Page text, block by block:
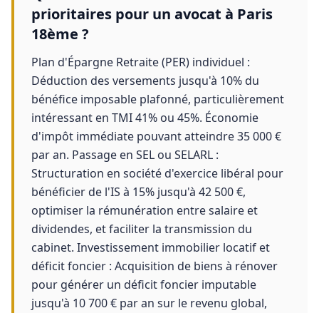
prioritaires pour un avocat à Paris
18ème ?
Plan d'Épargne Retraite (PER) individuel :
Déduction des versements jusqu'à 10% du
bénéfice imposable plafonné, particulièrement
intéressant en TMI 41% ou 45%. Économie
d'impôt immédiate pouvant atteindre 35 000 €
par an. Passage en SEL ou SELARL :
Structuration en société d'exercice libéral pour
bénéficier de l'IS à 15% jusqu'à 42 500 €,
optimiser la rémunération entre salaire et
dividendes, et faciliter la transmission du
cabinet. Investissement immobilier locatif et
déficit foncier : Acquisition de biens à rénover
pour générer un déficit foncier imputable
jusqu'à 10 700 € par an sur le revenu global,